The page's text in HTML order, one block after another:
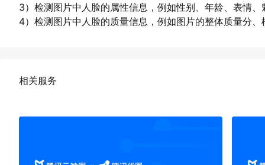
3）检测图片中人脸的属性信息，例如性别、年龄、表情
4）检测图片中人脸的质量信息，例如图片的整体质量分
相关服务